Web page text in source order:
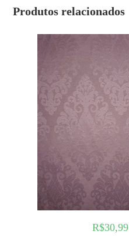
Produtos relacionados
R$30,99